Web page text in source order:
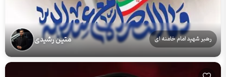
رهبر شهید امام خامنه ای متین رشیدی